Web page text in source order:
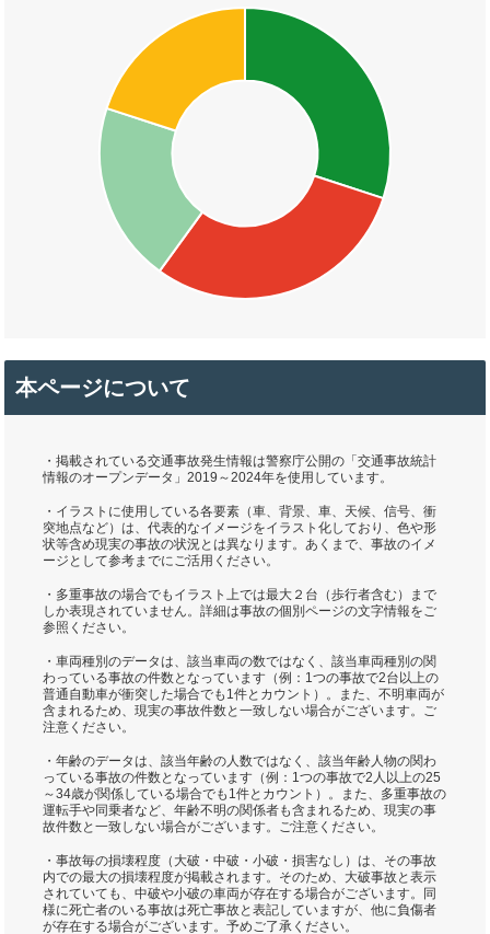
本ページについて
・掲載されている交通事故発生情報は警察庁公開の「交通事故統計
情報のオープンデータ」2019～2024年を使用しています。
・イラストに使用している各要素（車、背景、車、天候、信号、衝
突地点など）は、代表的なイメージをイラスト化しており、色や形
状等含め現実の事故の状況とは異なります。あくまで、事故のイメ
ージとして参考までにご活用ください。
・多重事故の場合でもイラスト上では最大２台（歩行者含む）まで
しか表現されていません。詳細は事故の個別ページの文字情報をご
参照ください。
・車両種別のデータは、該当車両の数ではなく、該当車両種別の関
わっている事故の件数となっています（例：1つの事故で2台以上の
普通自動車が衝突した場合でも1件とカウント）。また、不明車両が
含まれるため、現実の事故件数と一致しない場合がございます。ご
注意ください。
・年齢のデータは、該当年齢の人数ではなく、該当年齢人物の関わ
っている事故の件数となっています（例：1つの事故で2人以上の25
～34歳が関係している場合でも1件とカウント）。また、多重事故の
運転手や同乗者など、年齢不明の関係者も含まれるため、現実の事
故件数と一致しない場合がございます。ご注意ください。
・事故毎の損壊程度（大破・中破・小破・損害なし）は、その事故
内での最大の損壊程度が掲載されます。そのため、大破事故と表示
されていても、中破や小破の車両が存在する場合がございます。同
様に死亡者のいる事故は死亡事故と表記していますが、他に負傷者
が存在する場合がございます。予めご了承ください。